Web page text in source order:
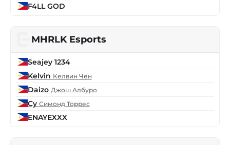
F4LL GOD
MHRLK Esports
Seajey 1234
Kelvin Келвин Чен
Daizo Джош Албуро
Cy Симонд Торрес
ENAYEXXX